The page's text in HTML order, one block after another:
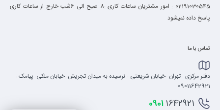
02191030545 : امور مشتریان ساعات کاری :8 صبح الی 6شب خارج از ساعات کاری
پاسخ داده نمیشود
تماس با ما
دفتر مرکزی : تهران -خیابان شریعتی - نرسیده به میدان تجریش .خیابان ملکی: پیامک :
09011642921
09011642921